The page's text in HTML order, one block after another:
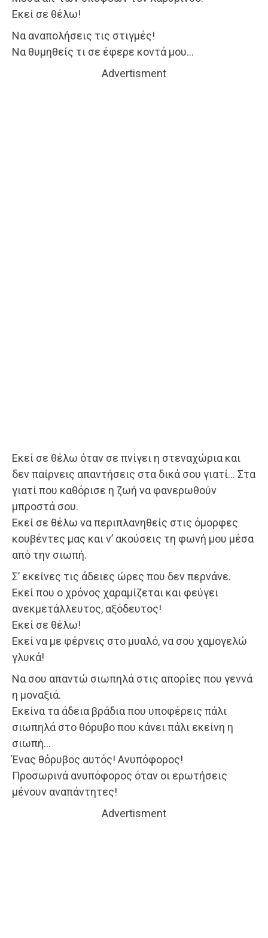
Εκεί σε θέλω!
Να αναπολήσεις τις στιγμές!
Να θυμηθείς τι σε έφερε κοντά μου…
Advertisment
Εκεί σε θέλω όταν σε πνίγει η στεναχώρια και
δεν παίρνεις απαντήσεις στα δικά σου γιατί… Στα
γιατί που καθόρισε η ζωή να φανερωθούν
μπροστά σου.
Εκεί σε θέλω να περιπλανηθείς στις όμορφες
κουβέντες μας και ν’ ακούσεις τη φωνή μου μέσα
από την σιωπή.
Σ’ εκείνες τις άδειες ώρες που δεν περνάνε.
Εκεί που ο χρόνος χαραμίζεται και φεύγει
ανεκμετάλλευτος, αξόδευτος!
Εκεί σε θέλω!
Εκεί να με φέρνεις στο μυαλό, να σου χαμογελώ
γλυκά!
Να σου απαντώ σιωπηλά στις απορίες που γεννά
η μοναξιά.
Εκείνα τα άδεια βράδια που υποφέρεις πάλι
σιωπηλά στο θόρυβο που κάνει πάλι εκείνη η
σιωπή…
Ένας θόρυβος αυτός! Ανυπόφορος!
Προσωρινά ανυπόφορος όταν οι ερωτήσεις
μένουν αναπάντητες!
Advertisment